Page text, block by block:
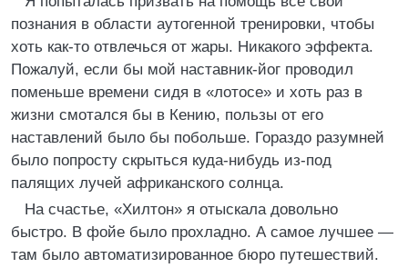
познания в области аутогенной тренировки, чтобы
хоть как-то отвлечься от жары. Никакого эффекта.
Пожалуй, если бы мой наставник-йог проводил
поменьше времени сидя в «лотосе» и хоть раз в
жизни смотался бы в Кению, пользы от его
наставлений было бы побольше. Гораздо разумней
было попросту скрыться куда-нибудь из-под
палящих лучей африканского солнца.
На счастье, «Хилтон» я отыскала довольно
быстро. В фойе было прохладно. А самое лучшее —
там было автоматизированное бюро путешествий.